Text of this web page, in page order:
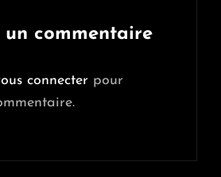
un commentaire
connecter pour